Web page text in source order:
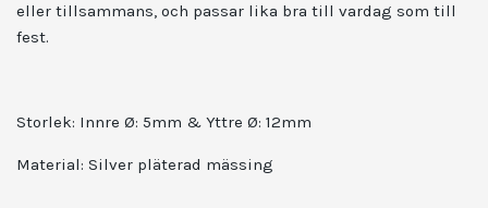
eller tillsammans, och passar lika bra till vardag som till
fest.
Storlek: Innre Ø: 5mm & Yttre Ø: 12mm
Material: Silver pläterad mässing